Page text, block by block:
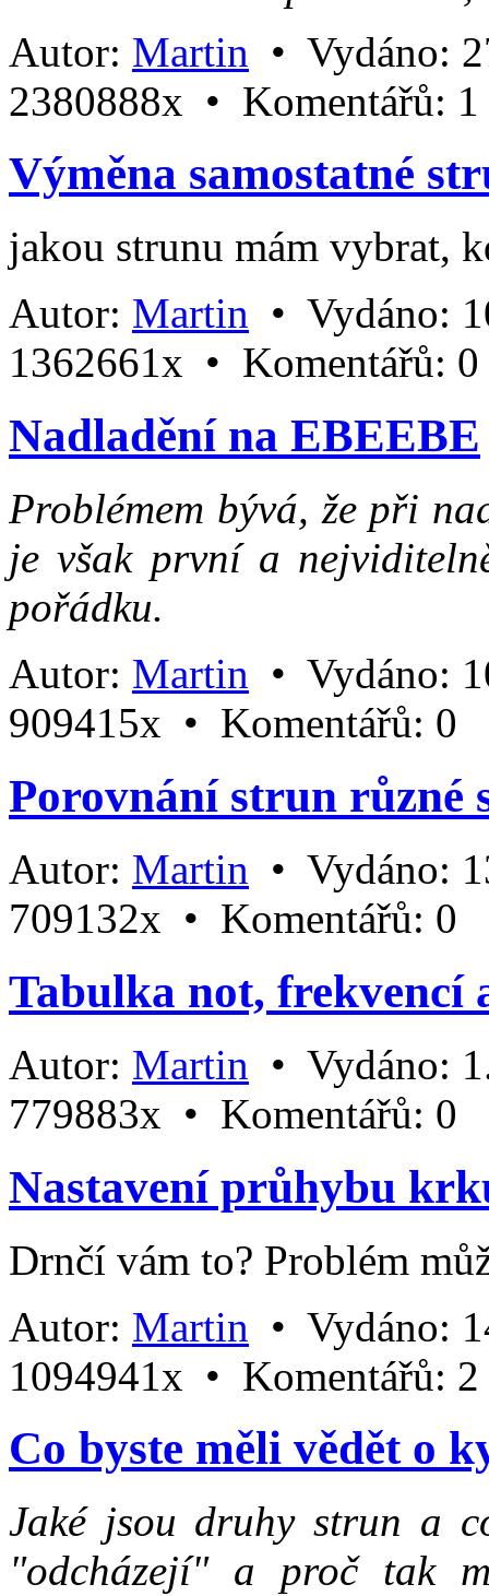
Autor: Martin • Vydáno:
2380888x • Komentářů: 1
Výměna samostatné
jakou strunu mám vybrat,
Autor: Martin • Vydáno:
1362661x • Komentářů: 0
Nadladění na EBEEBE
Problémem bývá, že při
je však první a
pořádku.
Autor: Martin • Vydáno:
909415x • Komentářů: 0
Porovnání strun různé
Autor: Martin • Vydáno:
709132x • Komentářů: 0
Tabulka not, frekvencí
Autor: Martin • Vydáno:
779883x • Komentářů: 0
Nastavení průhybu
Drnčí vám to? Problém
Autor: Martin • Vydáno:
1094941x • Komentářů: 2
Co byste měli vědět o
Jaké jsou druhy strun a
"odcházejí" a proč tak